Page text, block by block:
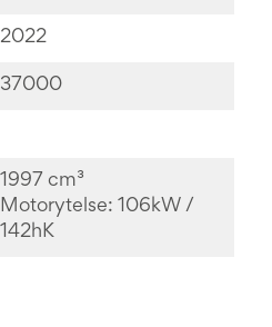
2022
37000
1997 cm³
Motorytelse: 106kW /
142hK